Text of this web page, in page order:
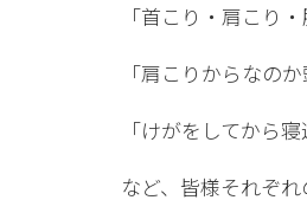
「首こり・肩こり
「肩こりからなの
「けがをしてから
など、皆様それぞ